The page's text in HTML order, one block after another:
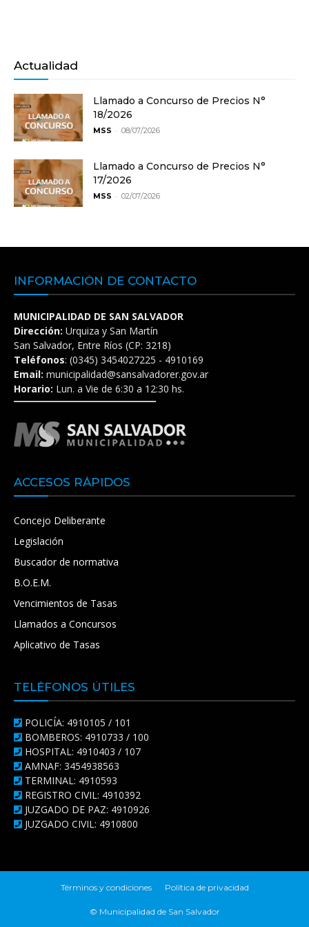
Actualidad
Llamado a Concurso de Precios N°
18/2026
MSS - 08/07/2026
Llamado a Concurso de Precios N°
17/2026
MSS - 02/07/2026
INFORMACIÓN DE CONTACTO
MUNICIPALIDAD DE SAN SALVADOR
Dirección: Urquiza y San Martín
San Salvador, Entre Ríos (CP: 3218)
Teléfonos: (0345) 3454027225 - 4910169
Email: municipalidad@sansalvadorer.gov.ar
Horario: Lun. a Vie de 6:30 a 12:30 hs.
ACCESOS RÁPIDOS
Concejo Deliberante
Legislación
Buscador de normativa
B.O.E.M.
Vencimientos de Tasas
Llamados a Concursos
Aplicativo de Tasas
TELÉFONOS ÚTILES
POLICÍA: 4910105 / 101
BOMBEROS: 4910733 / 100
HOSPITAL: 4910403 / 107
AMNAF: 3454938563
TERMINAL: 4910593
REGISTRO CIVIL: 4910392
JUZGADO DE PAZ: 4910926
JUZGADO CIVIL: 4910800
Términos y condiciones Política de privacidad
© Municipalidad de San Salvador